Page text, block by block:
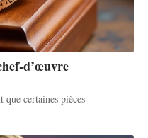
d’œuvre
que certaines pièces